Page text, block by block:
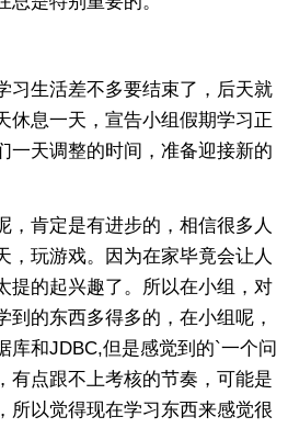
生活差不多要结束了，后天就
休息一天，宣告小组假期学习正
一天调整的时间，准备迎接新的
肯定是有进步的，相信很多人
，玩游戏。因为在家毕竟会让人
提的起兴趣了。所以在小组，对
到的东西多得多的，在小组呢，
库和JDBC,但是感觉到的`一个问
有点跟不上考核的节奏，可能是
所以觉得现在学习东西来感觉很